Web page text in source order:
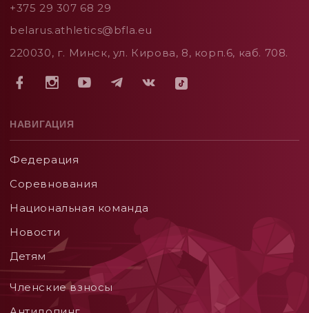
+375 29 307 68 29
belarus.athletics@bfla.eu
220030, г. Минск, ул. Кирова, 8, корп.6, каб. 708.
НАВИГАЦИЯ
Федерация
Соревнования
Национальная команда
Новости
Детям
Членские взносы